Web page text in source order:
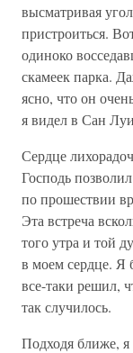
высматривая
пристроиться.
одиноко
скамеек парка.
ясно, что он
я видел в Сан
Сердце
Господь
по прошествии
Эта встреча
того утра и той
в моем сердце. Я
все-таки решил,
так случилось.
Подходя ближе,